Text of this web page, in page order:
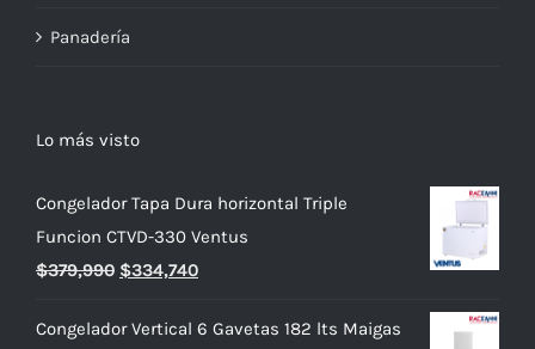
Panadería
Lo más visto
Congelador Tapa Dura horizontal Triple
Funcion CTVD-330 Ventus
$379,990 El
original
$334,740El
actual
Congelador Vertical 6 Gavetas 182 lts Maigas